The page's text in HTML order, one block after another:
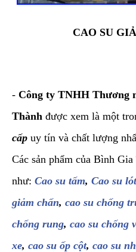
CAO SU
- Công ty TNHH Thương
Thành được xem là một
cấp uy tín và chất lượng
Các sản phẩm của Bình
như: Cao su tấm, Cao su
giảm chấn, cao su chống
chống rung, cao su chống
xe, cao su ốp cột, cao su